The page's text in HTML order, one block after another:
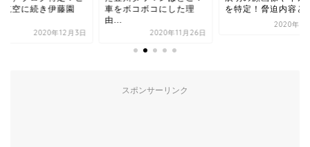
航空に続き伊藤園
2020年12月3日
車をボコボコにした理
由...
2020年11月26日
を特定！脅迫内容と
2020年9
スポンサーリンク